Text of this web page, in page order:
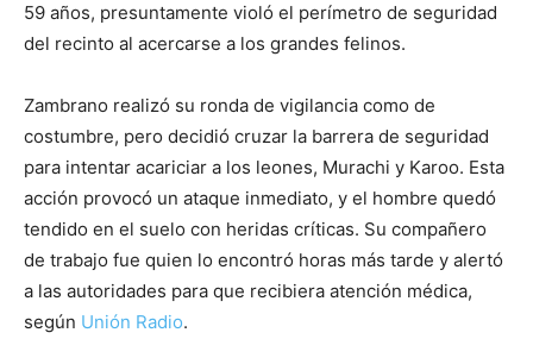
59 años, presuntamente violó el perímetro de seguridad
del recinto al acercarse a los grandes felinos.
Zambrano realizó su ronda de vigilancia como de
costumbre, pero decidió cruzar la barrera de seguridad
para intentar acariciar a los leones, Murachi y Karoo. Esta
acción provocó un ataque inmediato, y el hombre quedó
tendido en el suelo con heridas críticas. Su compañero
de trabajo fue quien lo encontró horas más tarde y alertó
a las autoridades para que recibiera atención médica,
según Unión Radio.